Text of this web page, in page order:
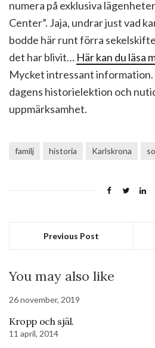
numera på exklusiva
Center”. Jaja, undrar just vad
bodde här runt förra
det har blivit… Här kan du läsa
Mycket intressant
dagens historielektion och
uppmärksamhet.
familj historia Karlskrona
Previous Post
You may also like
26 november, 2019
Kropp och själ.
11 april, 2014